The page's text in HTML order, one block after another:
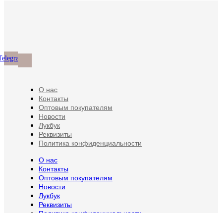
О нас
Контакты
Оптовым покупателям
Новости
Лукбук
Реквизиты
Политика конфиденциальности
О нас
Контакты
Оптовым покупателям
Новости
Лукбук
Реквизиты